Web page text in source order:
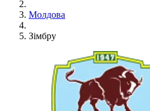
Молдова
Зімбру